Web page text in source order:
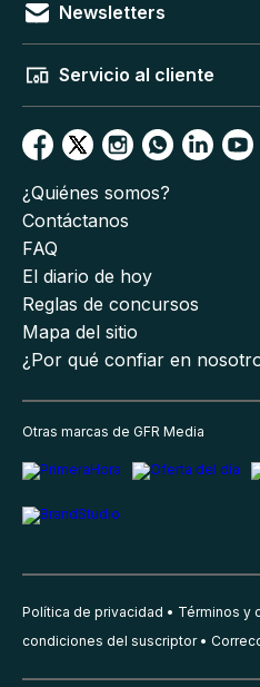
Newsletters
Servicio al cliente
¿Quiénes somos?
Contáctanos
FAQ
El diario de hoy
Reglas de concursos
Mapa del sitio
¿Por qué confiar en
Otras marcas de GFR Media
Política de privacidad Términos y
condiciones del suscriptor